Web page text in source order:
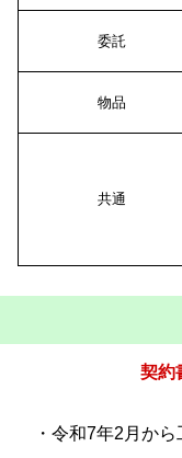
委託
物品
共通
契約
・令和7年2月か